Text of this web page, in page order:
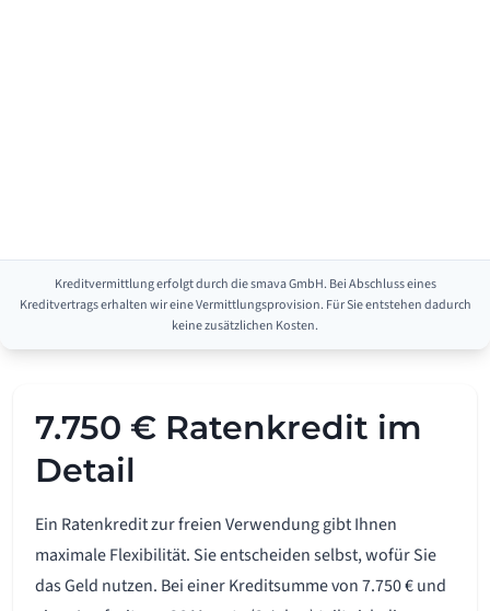
Kreditvermittlung erfolgt durch die smava GmbH. Bei Abschluss eines
Kreditvertrags erhalten wir eine Vermittlungsprovision. Für Sie entstehen dadurch
keine zusätzlichen Kosten.
7.750 € Ratenkredit im
Detail
Ein Ratenkredit zur freien Verwendung gibt Ihnen
maximale Flexibilität. Sie entscheiden selbst, wofür Sie
das Geld nutzen. Bei einer Kreditsumme von 7.750 € und